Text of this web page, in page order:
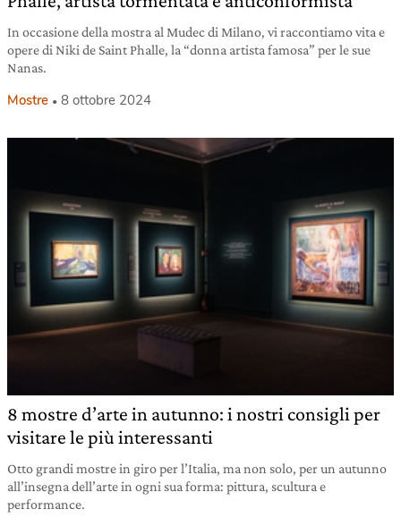
In occasione della mostra al Mudec di Milano, vi raccontiamo vita e
opere di Niki de Saint Phalle, la “donna artista famosa” per le sue
Nanas.
Mostre 8 ottobre 2024
8 mostre d’arte in autunno: i nostri consigli per
visitare le più interessanti
Otto grandi mostre in giro per l’Italia, ma non solo, per un autunno
all’insegna dell’arte in ogni sua forma: pittura, scultura e
performance.